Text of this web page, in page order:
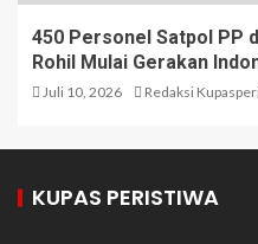
450 Personel Satpol PP
Rohil Mulai Gerakan
Juli 10, 2026 Redaksi
KUPAS PERISTIWA